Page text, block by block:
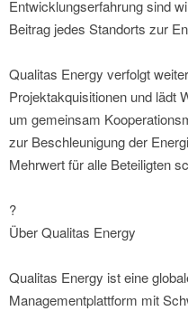
Entwicklungserfahrung sind
Beitrag jedes Standorts zur
Qualitas Energy verfolgt
Projektakquisitionen und lädt
um gemeinsam
zur Beschleunigung der
Mehrwert für alle Beteiligten
?
Über Qualitas Energy
Qualitas Energy ist eine
Managementplattform mit